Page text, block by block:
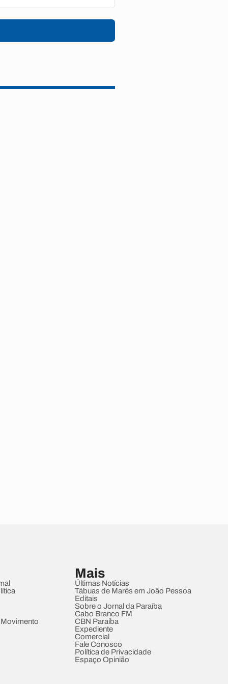
Mais
Últimas Notícias
Tábuas de Marés em João Pessoa
Editais
Sobre o Jornal da Paraíba
Cabo Branco FM
CBN Paraíba
Expediente
Comercial
Fale Conosco
Política de Privacidade
Espaço Opinião